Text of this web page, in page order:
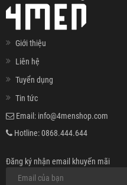
Giới thiệu
Liên hệ
Tuyển dụng
Tin tức
Email: info@4menshop.com
Hotline:0868.444.644
Đăng ký nhận email khuyến mãi